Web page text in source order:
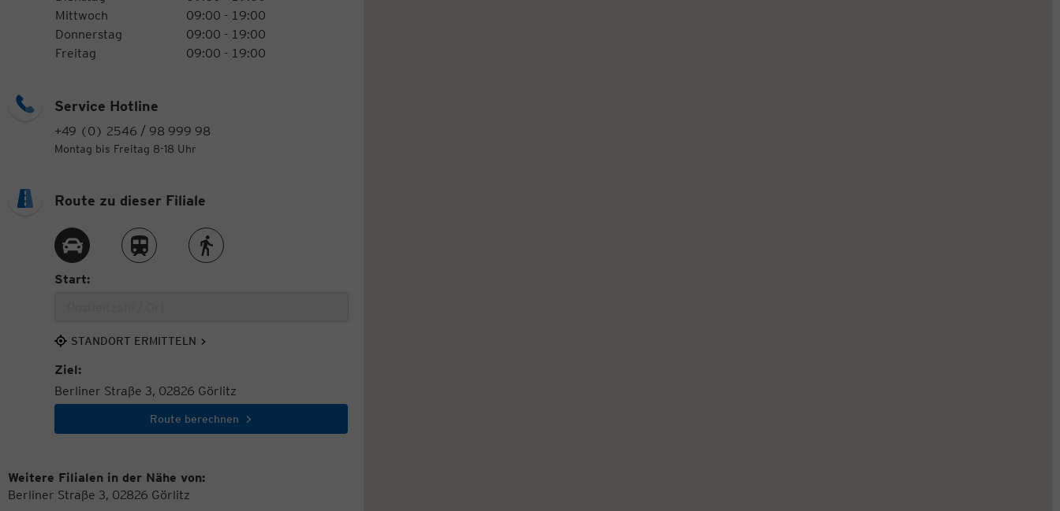
Mittwoch
09:00 - 19:00
Donnerstag
09:00 - 19:00
Freitag
09:00 - 19:00
Service Hotline
+49 (0) 2546 / 98 999 98
Montag bis Freitag 8-18 Uhr
Route zu dieser Filiale
Route per AutoRoute per ZugRoute zu Fuß
Start:
STANDORT ERMITTELN
Ziel:
Berliner Straße 3, 02826 Görlitz
Route berechnen
Weitere Filialen in der Nähe von:
Berliner Straße 3, 02826 Görlitz